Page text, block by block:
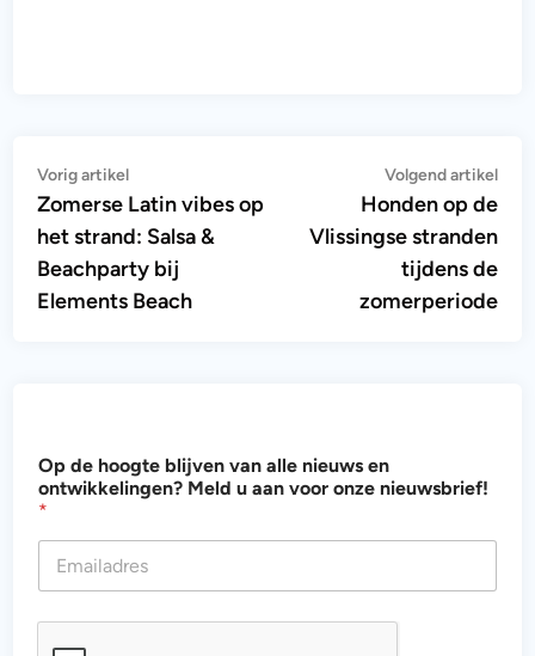
Bericht
navigatie
Vorig artikelVorig
artikel:
Zomerse Latin vibes op
het strand: Salsa &
Beachparty bij
Elements Beach
Volgend artikel
Honden op de
Vlissingse stranden
tijdens de
zomerperiode
a
n
u
d
Op de hoogte blijven van alle nieuws en
ontwikkelingen? Meld u aan voor onze nieuwsbrief!
*